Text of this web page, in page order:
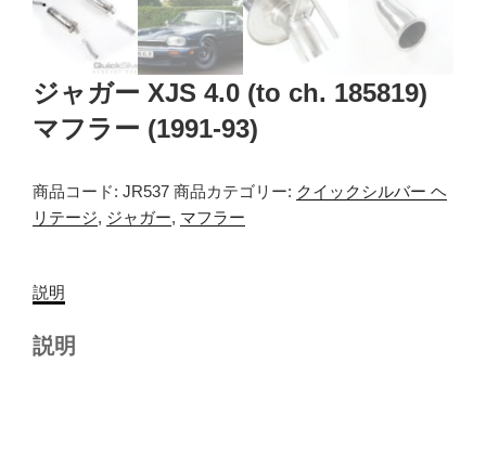
ジャガー XJS 4.0 (to ch. 185819)
マフラー (1991-93)
商品コード: JR537 商品カテゴリー: クイックシルバー ヘ
リテージ, ジャガー, マフラー
説明
説明